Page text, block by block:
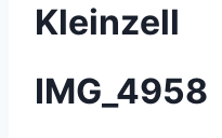
Kleinzell
IMG_4958